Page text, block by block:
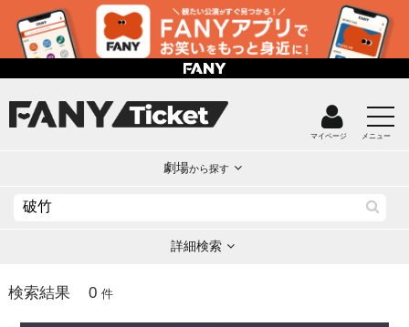
マイページ メニュー
劇場から探す
詳細検索
検索結果 0 件